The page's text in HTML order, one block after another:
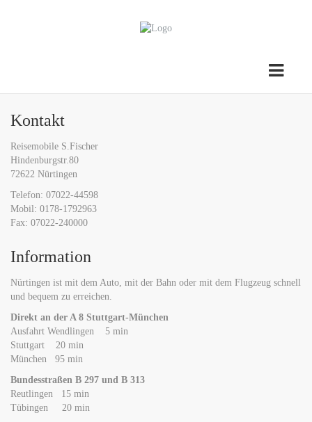
Kontakt
Reisemobile S.Fischer
Hindenburgstr.80
72622 Nürtingen
Telefon: 07022-44598
Mobil: 0178-1792963
Fax: 07022-240000
Information
Nürtingen ist mit dem Auto, mit der Bahn oder mit dem Flugzeug schnell
und bequem zu erreichen.
Direkt an der A 8 Stuttgart-München
Ausfahrt Wendlingen 5 min
Stuttgart 20 min
München 95 min
Bundesstraßen B 297 und B 313
Reutlingen 15 min
Tübingen 20 min